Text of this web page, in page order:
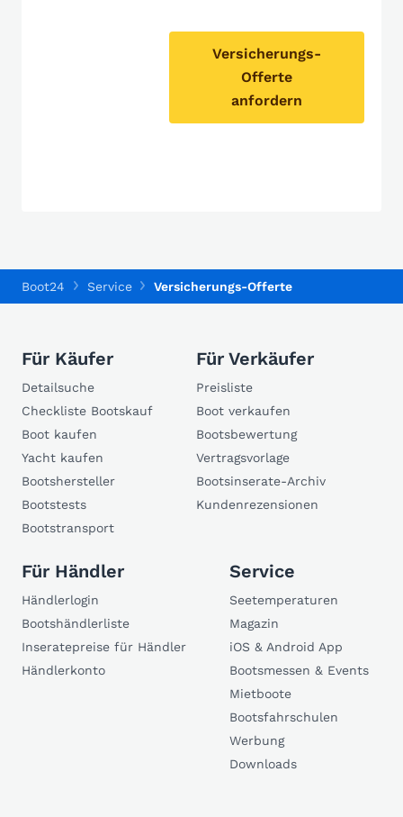
Versicherungs-
Offerte
anfordern
Boot24 Service Versicherungs-Offerte
Für Käufer
Detailsuche
Checkliste Bootskauf
Boot kaufen
Yacht kaufen
Bootshersteller
Bootstests
Bootstransport
Für Verkäufer
Preisliste
Boot verkaufen
Bootsbewertung
Vertragsvorlage
Bootsinserate-Archiv
Kundenrezensionen
Für Händler
Händlerlogin
Bootshändlerliste
Inseratepreise für Händler
Händlerkonto
Service
Seetemperaturen
Magazin
iOS & Android App
Bootsmessen & Events
Mietboote
Bootsfahrschulen
Werbung
Downloads